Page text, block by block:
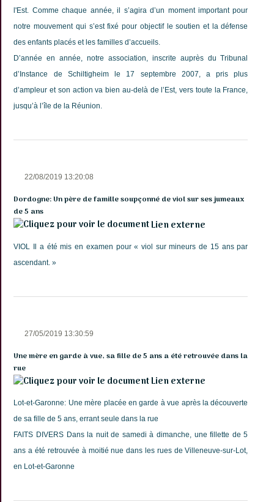
l'Est. Comme chaque année, il s’agira d’un moment important pour
notre mouvement qui s’est fixé pour objectif le soutien et la défense
des enfants placés et les familles d’accueils.
D’année en année, notre association, inscrite auprès du Tribunal
d’Instance de Schiltigheim le 17 septembre 2007, a pris plus
d’ampleur et son action va bien au-delà de l’Est, vers toute la France,
jusqu’à l’île de la Réunion.
22/08/2019 13:20:08
Dordogne: Un père de famille soupçonné de viol sur ses jumeaux
de 5 ans
Lien externe
VIOL Il a été mis en examen pour « viol sur mineurs de 15 ans par
ascendant. »
27/05/2019 13:30:59
Une mère en garde à vue, sa fille de 5 ans a été retrouvée dans la
rue
Lien externe
Lot-et-Garonne: Une mère placée en garde à vue après la découverte
de sa fille de 5 ans, errant seule dans la rue
FAITS DIVERS Dans la nuit de samedi à dimanche, une fillette de 5
ans a été retrouvée à moitié nue dans les rues de Villeneuve-sur-Lot,
en Lot-et-Garonne